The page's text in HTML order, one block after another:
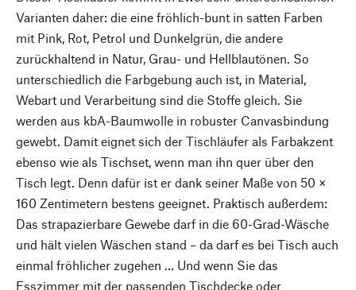
Varianten daher: die eine fröhlich-bunt in satten Farben
mit Pink, Rot, Petrol und Dunkelgrün, die andere
zurückhaltend in Natur, Grau- und Hellblautönen. So
unterschiedlich die Farbgebung auch ist, in Material,
Webart und Verarbeitung sind die Stoffe gleich. Sie
werden aus kbA-Baumwolle in robuster Canvasbindung
gewebt. Damit eignet sich der Tischläufer als Farbakzent
ebenso wie als Tischset, wenn man ihn quer über den
Tisch legt. Denn dafür ist er dank seiner Maße von 50 ×
160 Zentimetern bestens geeignet. Praktisch außerdem:
Das strapazierbare Gewebe darf in die 60-Grad-Wäsche
und hält vielen Wäschen stand – da darf es bei Tisch auch
einmal fröhlicher zugehen … Und wenn Sie das
Esszimmer mit der passenden Tischdecke oder